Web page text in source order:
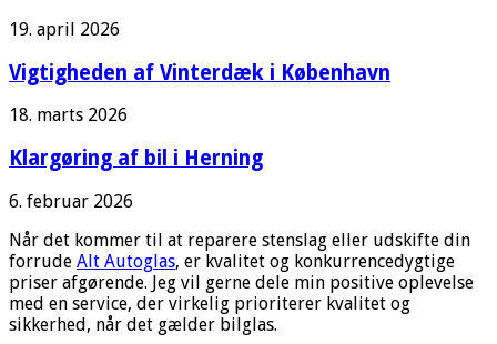
19. april 2026
Vigtigheden af Vinterdæk i København
18. marts 2026
Klargøring af bil i Herning
6. februar 2026
Når det kommer til at reparere stenslag eller udskifte din
forrude Alt Autoglas, er kvalitet og konkurrencedygtige
priser afgørende. Jeg vil gerne dele min positive oplevelse
med en service, der virkelig prioriterer kvalitet og
sikkerhed, når det gælder bilglas.